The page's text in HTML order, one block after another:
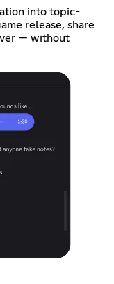
into topic-
release, share
— without